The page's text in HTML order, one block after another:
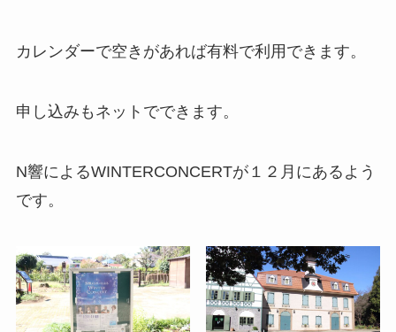
カレンダーで空きがあれば有料で利用できます。
申し込みもネットでできます。
N響によるWINTERCONCERTが１２月にあるよう
です。